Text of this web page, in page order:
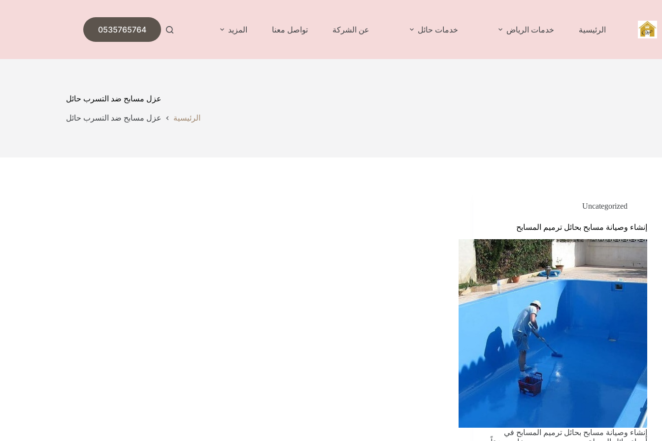
المحتوى
الرئيسية خدمات الرياض خدمات حائل عن الشركة تواصل معنا المزيد 0535765764
عزل مسابح ضد التسرب حائل
الرئيسية عزل مسابح ضد التسرب حائل
Uncategorized
إنشاء وصيانة مسابح بحائل ترميم المسابح
إنشاء وصيانة مسابح بحائل ترميم المسابح في